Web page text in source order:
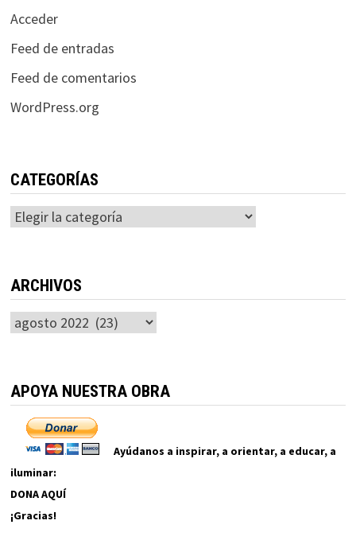
Acceder
Feed de entradas
Feed de comentarios
WordPress.org
CATEGORÍAS
Categorías
ARCHIVOS
Archivos
APOYA NUESTRA OBRA
Ayúdanos a inspirar, a orientar, a educar, a
iluminar:
DONA AQUÍ
¡Gracias!